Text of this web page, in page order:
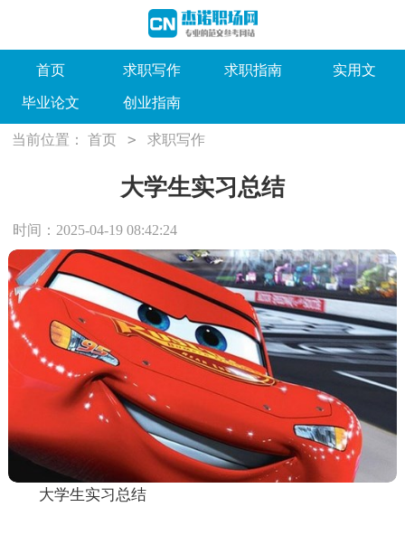
首页 求职写作 求职指南 实用文
毕业论文 创业指南
当前位置： 首页 > 求职写作
大学生实习总结
时间：2025-04-19 08:42:24
大学生实习总结